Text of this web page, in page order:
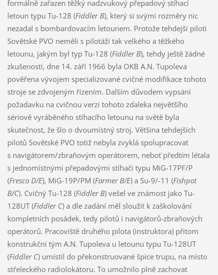
formálně zařazen těžký nadzvukový přepadový stíhací
letoun typu Tu-128 (Fiddler B), který si svými rozměry nic
nezadal s bombardovacím letounem. Protože tehdejší piloti
Sovětské PVO neměli s pilotáží tak velkého a těžkého
letounu, jakým byl typ Tu-128 (Fiddler B), tehdy ještě žádné
zkušenosti, dne 14. září 1966 byla OKB A.N. Tupoleva
pověřena vývojem specializované cvičné modifikace tohoto
stroje se zdvojeným řízením. Dalším důvodem vypsání
požadavku na cvičnou verzi tohoto zdaleka největšího
sériově vyráběného stíhacího letounu na světě byla
skutečnost, že šlo o dvoumístný stroj. Většina tehdejších
pilotů Sovětské PVO totiž nebyla zvyklá spolupracovat
s navigátorem/zbraňovým operátorem, neboť předtím létala
s jednomístnými přepadovými stíhači typu MiG-17PF/P
(Fresco D/E), MiG-19P/PM (Farmer B/E) a Su-9/-11 (Fishpot
B/C). Cvičný Tu-128 (Fiddler B) vešel ve známost jako Tu-
128UT (Fiddler C) a dle zadání měl sloužit k zaškolování
kompletních posádek, tedy pilotů i navigátorů-zbraňových
operátorů. Pracoviště druhého pilota (instruktora) přitom
konstrukční tým A.N. Tupoleva u letounu typu Tu-128UT
(Fiddler C) umístil do překonstruované špice trupu, na místo
střeleckého radiolokátoru. To umožnilo plně zachovat